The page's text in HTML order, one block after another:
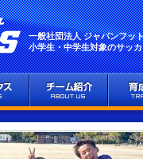
一般社団法人 ジャパンフッ
小学生・中学生対象のサッ